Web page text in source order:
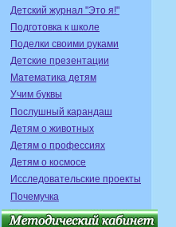
Детский журнал "Это я!"
Подготовка к школе
Поделки своими руками
Детские презентации
Математика детям
Учим буквы
Послушный карандаш
Детям о животных
Детям о профессиях
Детям о космосе
Исследовательские проекты
Почемучка